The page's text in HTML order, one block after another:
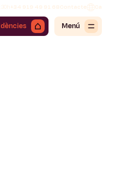
+34 919 49 91 68Contacte Ca
Menú